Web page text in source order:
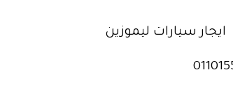
ايجار سيارات ليموزين